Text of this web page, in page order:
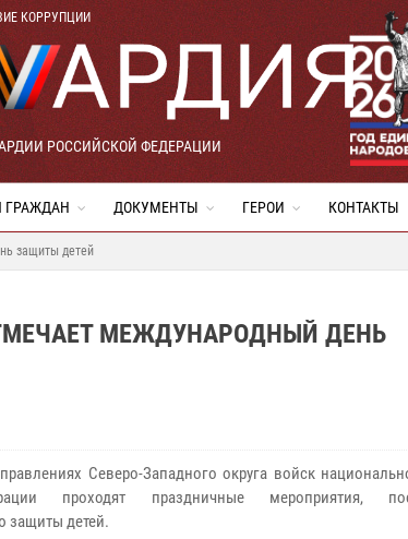
КОРРУПЦИИ
РОССИЙСКОЙ ФЕДЕРАЦИИ
ГРАЖДАН ДОКУМЕНТЫ ГЕРОИ КОНТАКТЫ
защиты детей
МЕЖДУНАРОДНЫЙ ДЕНЬ
Северо-Западного округа войск
проходят праздничные мероприятия,
защиты детей.